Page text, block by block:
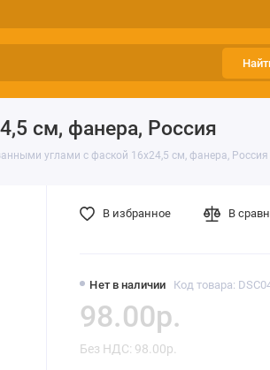
см, фанера, Россия
углами с фаской 16х24,5 см, фанера, Россия
Нет в наличии Код товара:
98.00р.
Без НДС: 98.00р.
В избранное В